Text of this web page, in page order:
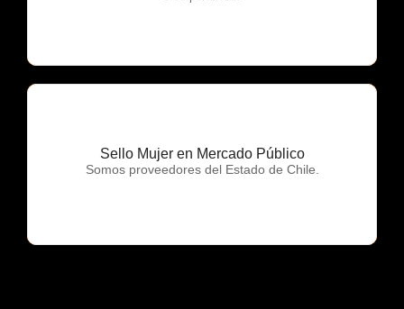
Sello Mujer en Mercado Público
Somos proveedores del Estado de Chile.
OTP Servicios